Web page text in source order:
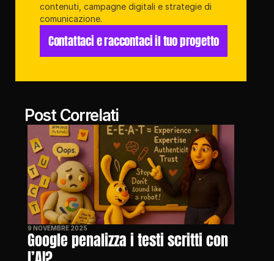
contenuti, campagne digitali e strategie di
comunicazione.
Contattaci e raccontaci il tuo progetto
Post Correlati
9 NOVEMBRE 2025
Google penalizza i testi scritti con